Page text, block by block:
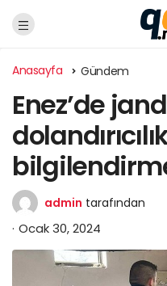
Anasayfa Gündem
Enez’de
admin tarafından
Ocak 30, 2024